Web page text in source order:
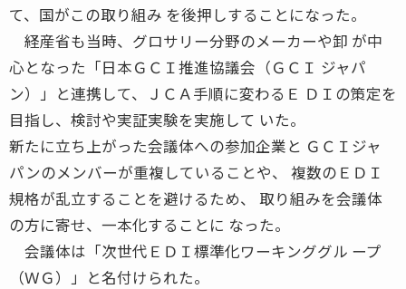
て、国がこの取り組み を後押しすることになった。
経産省も当時、グロサリー分野のメーカーや卸 が中
心となった「日本ＧＣＩ推進協議会（ＧＣＩ ジャパ
ン）」と連携して、ＪＣＡ手順に変わるＥ ＤＩの策定を
目指し、検討や実証実験を実施して いた。
新たに立ち上がった会議体への参加企業と ＧＣＩジャ
パンのメンバーが重複していることや、 複数のＥＤＩ
規格が乱立することを避けるため、 取り組みを会議体
の方に寄せ、一本化することに なった。
会議体は「次世代ＥＤＩ標準化ワーキンググル ープ
（ＷＧ）」と名付けられた。